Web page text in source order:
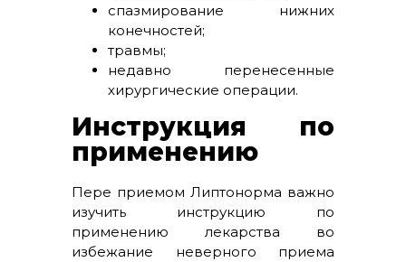
спазмирование нижних
конечностей;
травмы;
недавно перенесенные
хирургические операции.
Инструкция по
применению
Пере приемом Липтонорма важно
изучить инструкцию по
применению лекарства во
избежание неверного приема